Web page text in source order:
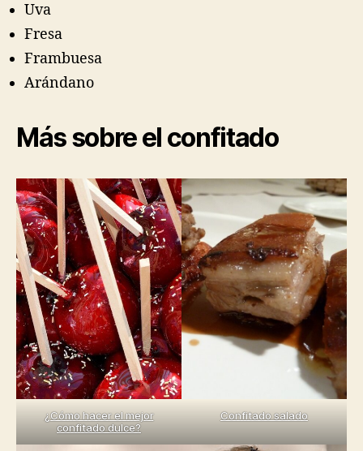
Uva
Fresa
Frambuesa
Arándano
Más sobre el confitado
¿Cómo hacer el mejor
confitado dulce?
Confitado salado